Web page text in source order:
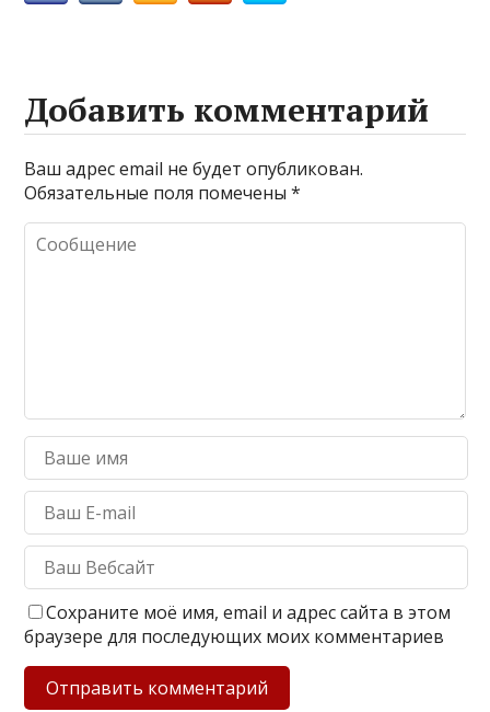
Добавить комментарий
Ваш адрес email не будет опубликован.
Обязательные поля помечены*
Сохраните моё имя, email и адрес сайта в этом
браузере для последующих моих комментариев